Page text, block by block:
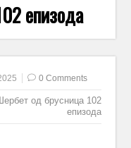
епизода
0 Comments
од брусница 102
епизода